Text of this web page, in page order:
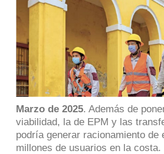
Marzo de 2025. Además de
viabilidad, la de EPM y las
podría generar racionamiento de
millones de usuarios en la costa.